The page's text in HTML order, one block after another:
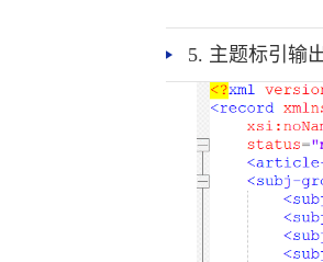
5. 主题标引输